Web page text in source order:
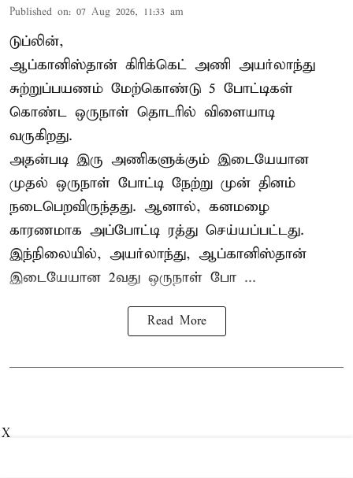
Published on: 07 Aug 2026, 11:33 am
டுப்லின்,
ஆப்கானிஸ்தான் கிரிக்கெட் அணி அயர்லாந்து
சுற்றுப்பயணம் மேற்கொண்டு 5 போட்டிகள்
கொண்ட ஒருநாள் தொடரில் விளையாடி
வருகிறது.
அதன்படி இரு அணிகளுக்கும் இடையேயான
முதல் ஒருநாள் போட்டி நேற்று முன் தினம்
நடைபெறவிருந்தது. ஆனால், கனமழை
காரணமாக அப்போட்டி ரத்து செய்யப்பட்டது.
இந்நிலையில், அயர்லாந்து, ஆப்கானிஸ்தான்
இடையேயான 2வது ஒருநாள் போ ...
Read More
X